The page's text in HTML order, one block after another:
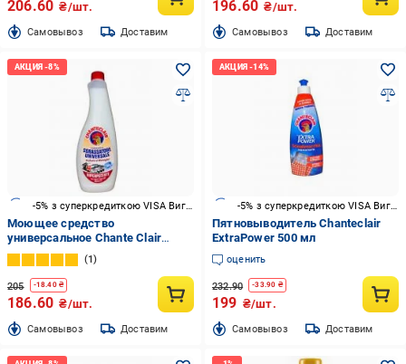
206.60 ₴/шт.
Cамовывоз Доставим
196.60 ₴/шт.
Cамовывоз Доставим
-5% з суперкредиткою VISA Вигода
Моющее средство
универсальное Chante Clair
Марсельское мыло (запаска)
0,6 л
1
205 -18.40₴
186.60 ₴/шт.
Cамовывоз Доставим
-5% з суперкредиткою VISA Вигода
Пятновыводитель Chanteclair
ExtraPower 500 мл
оценить
232.90 -33.90 ₴
199 ₴/шт.
Cамовывоз Доставим